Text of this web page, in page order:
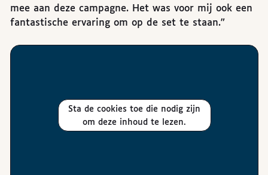
mee aan deze campagne. Het was voor mij ook een
fantastische ervaring om op de set te staan.”
Sta de cookies toe die nodig zijn
om deze inhoud te lezen.